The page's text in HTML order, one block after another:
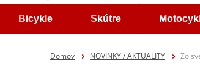
Bicykle Skútre
Domov NOVINKY / AKTUALITY Zo